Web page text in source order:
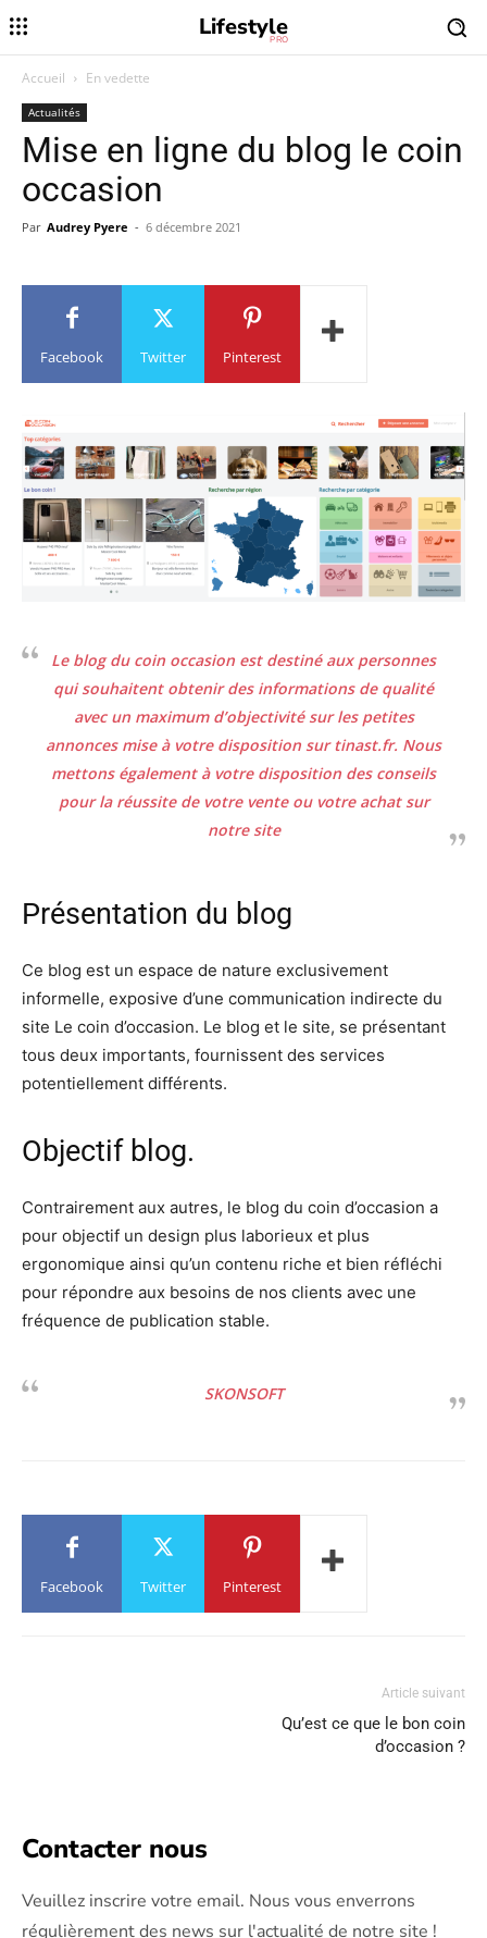
Lifestyle
PRO
Accueil En vedette
Actualités
Mise en ligne du blog le coin
occasion
Par Audrey Pyere - 6 décembre 2021
Facebook Twitter Pinterest
Le blog du coin occasion est destiné aux personnes
qui souhaitent obtenir des informations de qualité
avec un maximum d’objectivité sur les petites
annonces mise à votre disposition sur tinast.fr. Nous
mettons également à votre disposition des conseils
pour la réussite de votre vente ou votre achat sur
notre site
Présentation du blog
Ce blog est un espace de nature exclusivement
informelle, exposive d’une communication indirecte du
site Le coin d’occasion. Le blog et le site, se présentant
tous deux importants, fournissent des services
potentiellement différents.
Objectif blog.
Contrairement aux autres, le blog du coin d’occasion a
pour objectif un design plus laborieux et plus
ergonomique ainsi qu’un contenu riche et bien réfléchi
pour répondre aux besoins de nos clients avec une
fréquence de publication stable.
SKONSOFT
Facebook Twitter Pinterest
Article suivant
Qu’est ce que le bon coin
d’occasion ?
Contacter nous
Veuillez inscrire votre email. Nous vous enverrons
régulièrement des news sur l'actualité de notre site !